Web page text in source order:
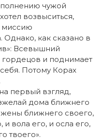
чужой
возвыситься,
миссию
как сказано в
Всевышний
и поднимает
Потому Корах
первый взгляд,
дома ближнего
ближнего своего,
и вола его, и осла его,
твоего».